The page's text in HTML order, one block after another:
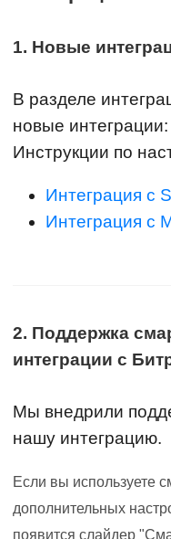
1. Новые
В разделе
новые
Инструкции по
Интеграция с
Интеграция с
2. Поддержка
интеграции с
Мы внедрили
нашу интеграцию.
Если вы используете
дополнительных
появится слайдер